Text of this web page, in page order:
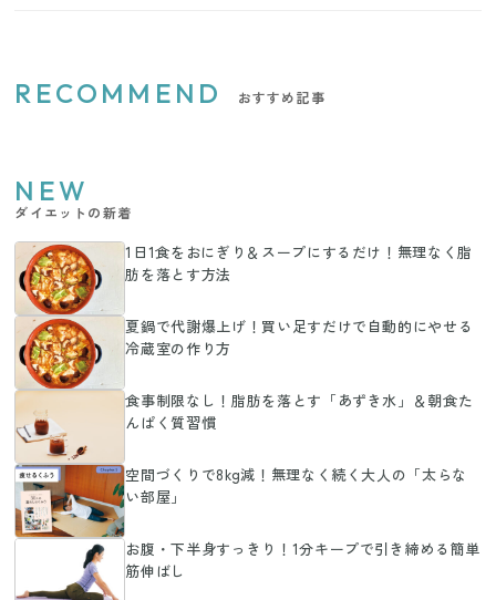
RECOMMEND おすすめ記事
NEW
ダイエットの新着
1日1食をおにぎり＆スープにするだけ！無理なく脂
肪を落とす方法
夏鍋で代謝爆上げ！買い足すだけで自動的にやせる
冷蔵室の作り方
食事制限なし！脂肪を落とす「あずき水」＆朝食た
んぱく質習慣
空間づくりで8kg減！無理なく続く大人の「太らな
い部屋」
お腹・下半身すっきり！1分キープで引き締める簡単
筋伸ばし